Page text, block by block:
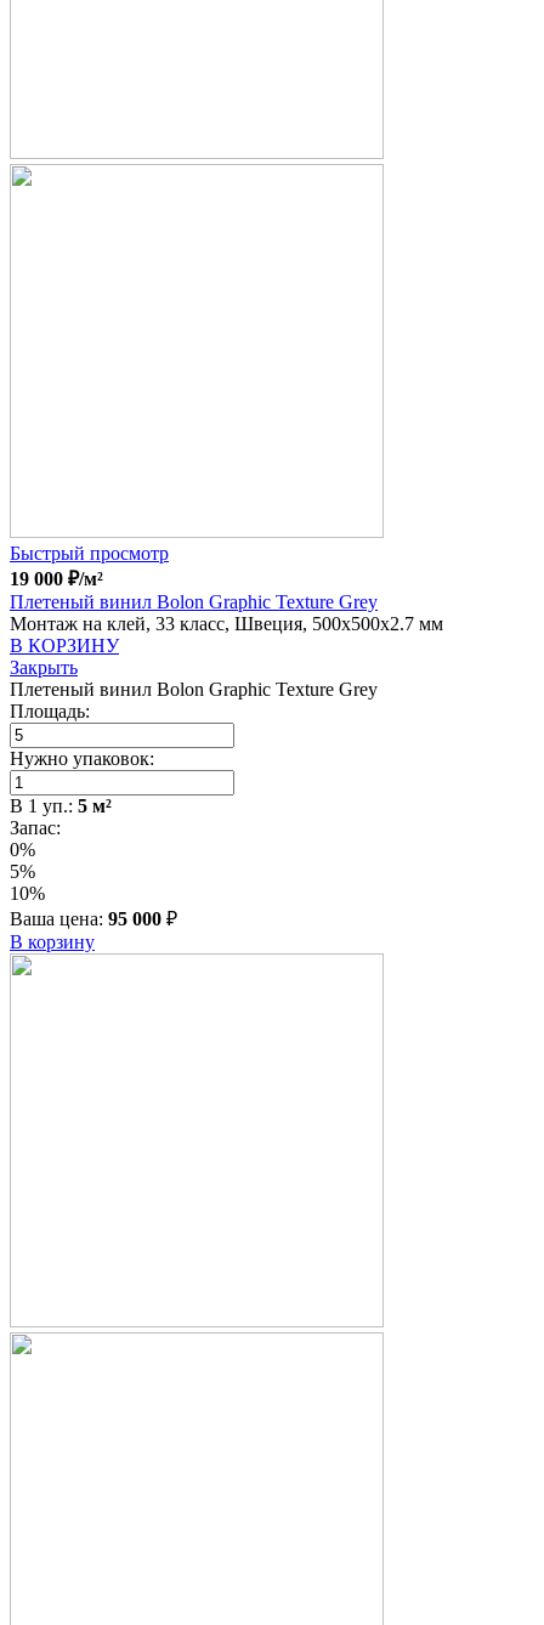
Быстрый просмотр
19 000 ₽/м²
Плетеный винил Bolon Graphic Texture Grey
Монтаж на клей, 33 класс, Швеция, 500x500x2.7 мм
В КОРЗИНУ
Закрыть
Плетеный винил Bolon Graphic Texture Grey
Площадь:
Нужно упаковок:
В 1 уп.: 5 м²
Запас:
0%
5%
10%
Ваша цена: 95 000 ₽
В корзину